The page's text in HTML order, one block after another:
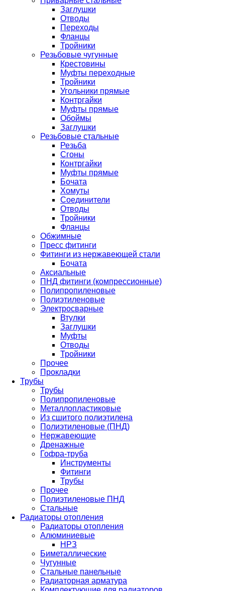
Заглушки
Отводы
Переходы
Фланцы
Тройники
Резьбовые чугунные
Крестовины
Муфты переходные
Тройники
Угольники прямые
Контргайки
Муфты прямые
Обоймы
Заглушки
Резьбовые стальные
Резьба
Сгоны
Контргайки
Муфты прямые
Бочата
Хомуты
Соединители
Отводы
Тройники
Фланцы
Обжимные
Пресс фитинги
Фитинги из нержавеющей стали
Бочата
Аксиальные
ПНД фитинги (компрессионные)
Полипропиленовые
Полиэтиленовые
Электросварные
Втулки
Заглушки
Муфты
Отводы
Тройники
Прочее
Прокладки
Трубы
Трубы
Полипропиленовые
Металлопластиковые
Из сшитого полиэтилена
Полиэтиленовые (ПНД)
Нержавеющие
Дренажные
Гофра-труба
Инструменты
Фитинги
Трубы
Прочее
Полиэтиленовые ПНД
Стальные
Радиаторы отопления
Радиаторы отопления
Алюминиевые
НРЗ
Биметаллические
Чугунные
Стальные панельные
Радиаторная арматура